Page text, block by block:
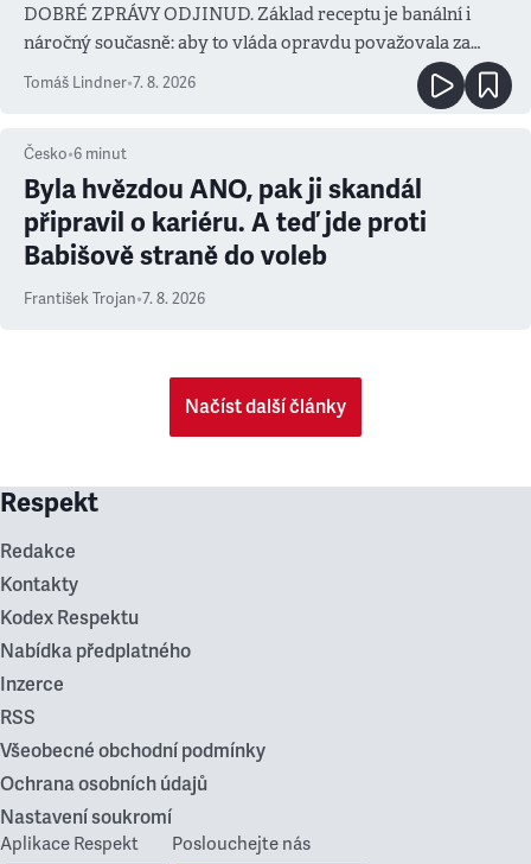
DOBRÉ ZPRÁVY ODJINUD. Základ receptu je banální i
náročný současně: aby to vláda opravdu považovala za
Tomáš Lindner•7. 8. 2026
Česko•6 minut
Byla hvězdou ANO, pak ji skandál
připravil o kariéru. A teď jde proti
Babišově straně do voleb
František Trojan•7. 8. 2026
Načíst další články
Respekt
Redakce
Kontakty
Kodex Respektu
Nabídka předplatného
Inzerce
RSS
Všeobecné obchodní podmínky
Ochrana osobních údajů
Nastavení soukromí
Aplikace Respekt Poslouchejte nás